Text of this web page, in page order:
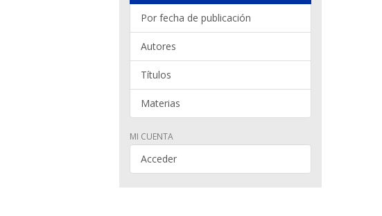
Por fecha de publicación
Autores
Títulos
Materias
MI CUENTA
Acceder